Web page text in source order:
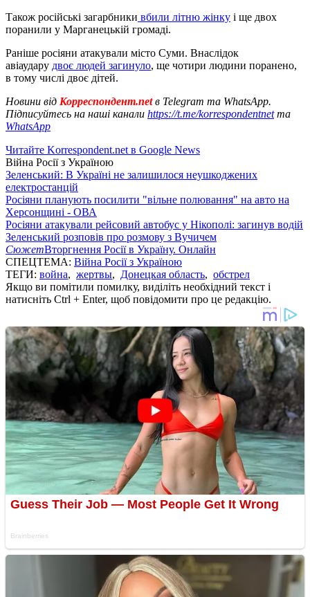
Також російські загарбники вбили літню жінку і ще двох
поранили у Марганецькій громаді.
Раніше росіяни атакували місто Суми. Внаслідок
авіаудару двоє людей загинуло, ще чотири людини поранено,
в тому числі двоє дітей.
Новини від Корреспондент.netв Telegram та WhatsApp.
Підписуйтесь на наші канали https://t.me/korrespondentnetта
WhatsApp
Читайте Korrespondent.net в Google News
Війна Росії з Україною
Зеленський: В Україні не залишилося неушкоджених
електростанцій
Росіяни планують посилити "вільне полювання" на авто на
Херсонщині - ОВА
Росіяни атакували рейсовий автобус у Нікополі: загинув водій
Зеленський розповів про розмову з Вучичем
СюжетВторгнення Росії в Україну. Онлайн
СПЕЦТЕМА: Війна Росії з Україною
ТЕГИ: война, жертвы, Донецкая область, обстрел
Якщо ви помітили помилку, виділіть необхідний текст і
натисніть Ctrl + Enter, щоб повідомити про це редакцію.